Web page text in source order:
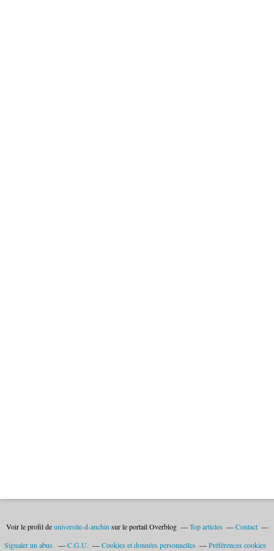
Voir le profil deuniversite-d-anchin sur le portail Overblog Top articles
Contact
Signaler un abus
C.G.U. Cookies et données personnelles Préférences cookies